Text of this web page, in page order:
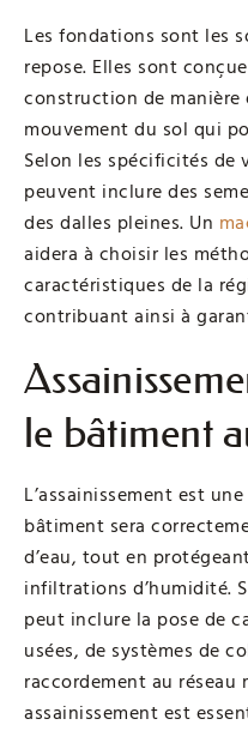
Les fondations sont les
repose. Elles sont
construction de
mouvement du sol qui
Selon les spécificités
peuvent inclure des
des dalles pleines. Un
aidera à choisir les
caractéristiques de la
contribuant ainsi à
le bâtiment
L’assainissement est
bâtiment sera
d’eau, tout en
infiltrations d’humidité.
peut inclure la pose de
usées, de systèmes de
raccordement au réseau
assainissement est